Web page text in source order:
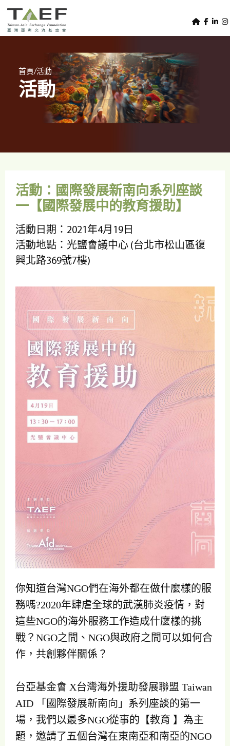
Skip to main content
TAEF
s
e
n
首頁/活動
活動
活動：國際發展新南向系列座談
一【國際發展中的教育援助】
活動日期：2021年4月19日
活動地點：光鹽會議中心 (台北市松山區復
興北路369號7樓)
你知道台灣NGO們在海外都在做什麼樣的服
務嗎?2020年肆虐全球的武漢肺炎疫情，對
這些NGO的海外服務工作造成什麼樣的挑
戰？NGO之間、NGO與政府之間可以如何合
作，共創夥伴關係？
台亞基金會 X台灣海外援助發展聯盟 Taiwan
AID 「國際發展新南向」系列座談的第一
場，我們以最多NGO從事的【教育 】為主
題，邀請了五個台灣在東南亞和南亞的NGO